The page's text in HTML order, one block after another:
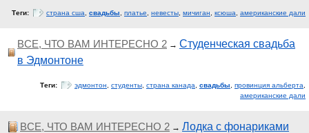
Теги: страна сша свадьбы платье невесты мичиган ксюша американские дали
ВСЕ, ЧТО ВАМ ИНТЕРЕСНО 2 → Студенческая свадьба
в Эдмонтоне
Теги: эдмонтон студенты страна канада свадьбы провинция альберта
американские дали
ВСЕ, ЧТО ВАМ ИНТЕРЕСНО 2 → Лодка с фонариками